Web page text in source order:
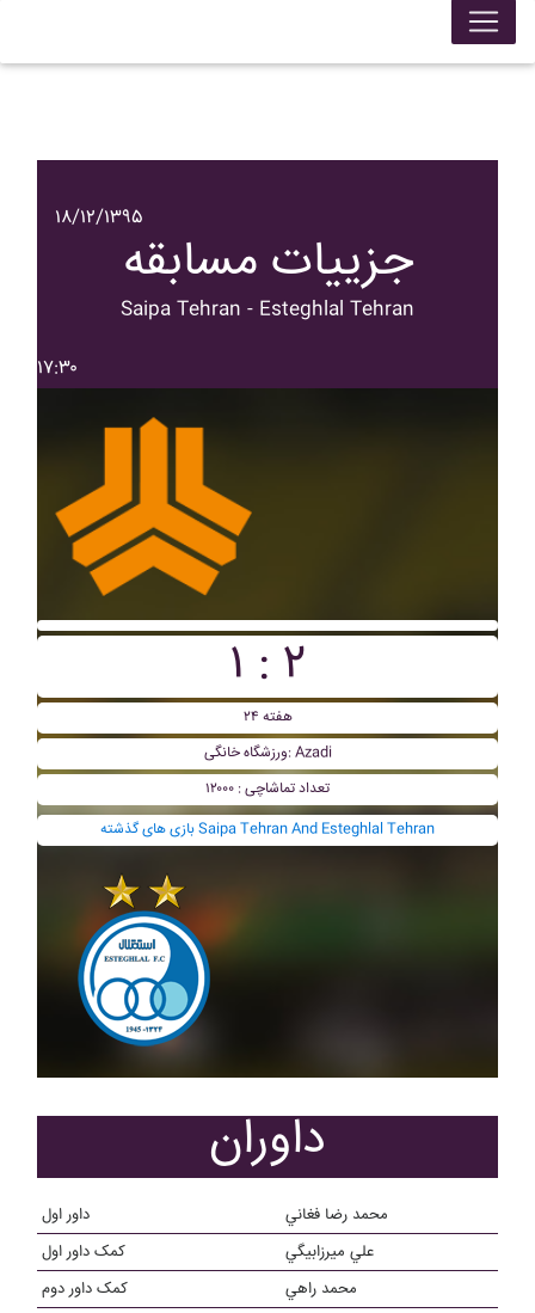
۱۸/۱۲/۱۳۹۵
جزییات مسابقه
Saipa Tehran - Esteghlal Tehran
۱۷:۳۰
۱ : ۲
هفته ۲۴
ورزشگاه خانگی: Azadi
تعداد تماشاچی : ۱۲۰۰۰
بازی های گذشته Saipa Tehran And Esteghlal Tehran
داوران
داور اول
محمد رضا فغاني
کمک داور اول
علي ميرزابيگي
کمک داور دوم
محمد راهي